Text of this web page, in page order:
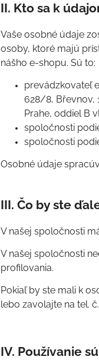
II. Kto sa k
Vaše osobné údaje
osoby, ktoré majú
nášho e-shopu. Sú to:
prevádzkovateľ
628/8, Břevnov,
Prahe, oddiel B
spoločnosti
spoločnosti
Osobné údaje
III. Čo by ste
V našej spoločnosti
V našej spoločnosti
profilovania.
Pokiaľ by ste mali k
lebo zavolajte na tel.
IV. Používanie